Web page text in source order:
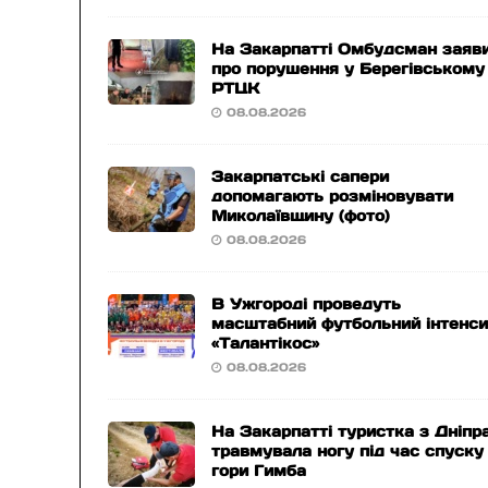
На Закарпатті Омбудсман
про порушення у Берегівському
РТЦК
08.08.2026
Закарпатські сапери
допомагають розміновувати
Миколаївщину (фото)
08.08.2026
В Ужгороді проведуть
масштабний футбольний
«Талантікос»
08.08.2026
На Закарпатті туристка з
травмувала ногу під час спуску
гори Гимба